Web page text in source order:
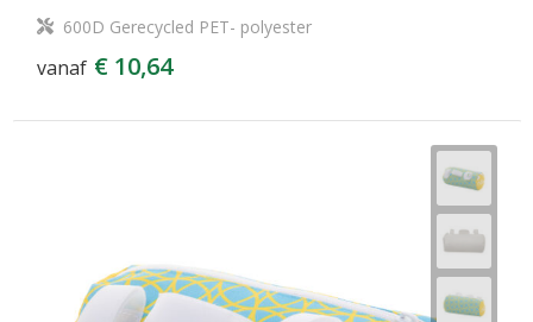
600D Gerecycled PET- polyester
vanaf € 10,64